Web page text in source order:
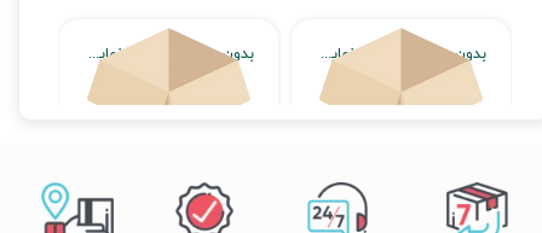
بدون محصول جهت نمایش
اتمام موجودی
بدون محصول جهت نمایش
اتمام موجودی